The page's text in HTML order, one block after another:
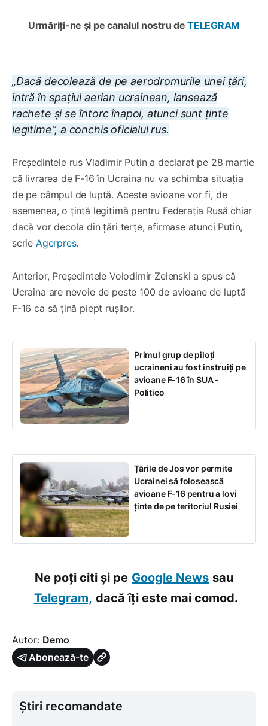
Urmăriți-ne și pe canalul nostru deTELEGRAM
„Dacă decolează de pe aerodromurile unei țări,
intră în spațiul aerian ucrainean, lansează
rachete și se întorc înapoi, atunci sunt ținte
legitime”, a conchis oficialul rus.
Preşedintele rus Vladimir Putin a declarat pe 28 martie
că livrarea de F-16 în Ucraina nu va schimba situaţia
de pe câmpul de luptă. Aceste avioane vor fi, de
asemenea, o ţintă legitimă pentru Federaţia Rusă chiar
dacă vor decola din ţări terţe, afirmase atunci Putin,
scrie Agerpres.
Anterior, Președintele Volodimir Zelenski a spus că
Ucraina are nevoie de peste 100 de avioane de luptă
F-16 ca să țină piept rușilor.
Primul grup de piloți
ucraineni au fost instruiți pe
avioane F-16 în SUA -
Politico
Țările de Jos vor permite
Ucrainei să folosească
avioane F-16 pentru a lovi
ținte de pe teritoriul Rusiei
Ne poți citi și pe Google News sau
Telegram, dacă îți este mai comod.
Autor: Demo
Abonează-te
Știri recomandate